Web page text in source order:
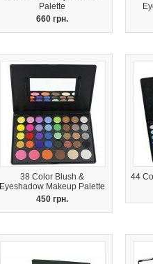
Palette
660 грн.
38 Color Blush &
Eyeshadow Makeup Palette
450 грн.
44